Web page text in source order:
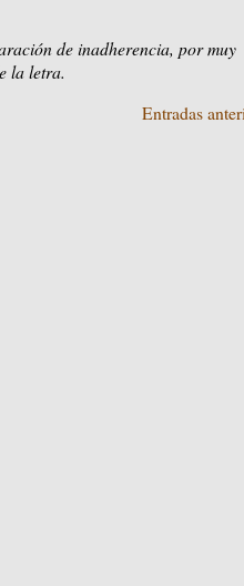
de inadherencia, por muy
la letra.
Entradas